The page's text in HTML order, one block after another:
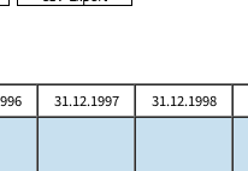
31.12.1997 31.12.1998